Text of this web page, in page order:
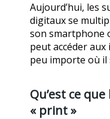
Aujourd’hui, les
digitaux se
son smartphone
peut accéder
peu importe où il
Qu’est ce
« print »